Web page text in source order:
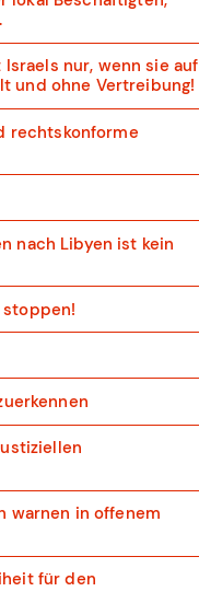
nur, wenn sie auf
und ohne Vertreibung!
rechtskonforme
nach Libyen ist kein
stoppen!
warnen in offenem
für den